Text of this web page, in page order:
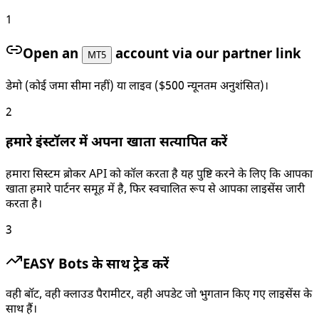
1
Open an MT5 account via our partner link
डेमो (कोई जमा सीमा नहीं) या लाइव ($500 न्यूनतम अनुशंसित)।
2
हमारे इंस्टॉलर में अपना खाता सत्यापित करें
हमारा सिस्टम ब्रोकर API को कॉल करता है यह पुष्टि करने के लिए कि आपका
खाता हमारे पार्टनर समूह में है, फिर स्वचालित रूप से आपका लाइसेंस जारी
करता है।
3
EASY Bots के साथ ट्रेड करें
वही बॉट, वही क्लाउड पैरामीटर, वही अपडेट जो भुगतान किए गए लाइसेंस के
साथ हैं।